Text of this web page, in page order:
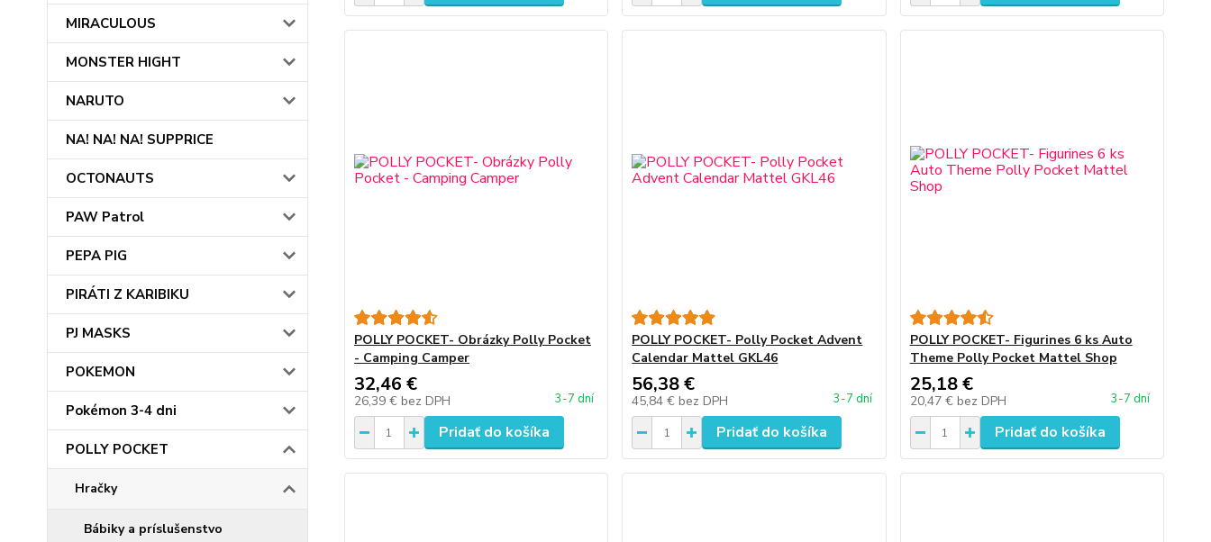
MIRACULOUS
MONSTER HIGHT
NARUTO
NA! NA! NA! SUPPRICE
OCTONAUTS
PAW Patrol
PEPA PIG
PIRÁTI Z KARIBIKU
PJ MASKS
POKEMON
Pokémon 3-4 dni
POLLY POCKET
Hračky
Bábiky a príslušenstvo
POLLY POCKET- Obrázky Polly Pocket
- Camping Camper
32,46 €
26,39 € bez DPH 3-7 dní
Pridať do košíka
POLLY POCKET- Polly Pocket Advent
Calendar Mattel GKL46
56,38 €
45,84 € bez DPH 3-7 dní
Pridať do košíka
POLLY POCKET- Figurines 6 ks Auto
Theme Polly Pocket Mattel Shop
25,18 €
20,47 € bez DPH 3-7 dní
Pridať do košíka